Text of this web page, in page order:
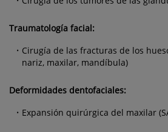
Traumatología facial:
Cirugía de las fracturas de los
nariz, maxilar, mandíbula)
Deformidades dentofaciales:
Expansión quirúrgica del maxilar